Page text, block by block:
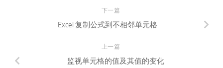
下一篇
Excel 复制公式到不相邻单元格
上一篇
监视单元格的值及其值的变化